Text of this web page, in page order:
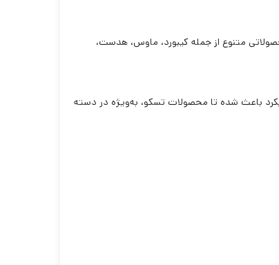
متنوع از جمله کیبورد، ماوس، هدست،
باعث شده تا محصولات تسکو، به‌ویژه در دسته